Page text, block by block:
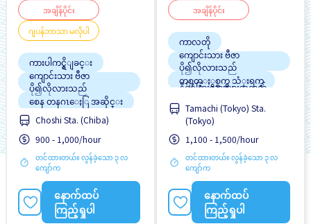
အချိန်ပိုင်း
ဂျပန်ဘာသာ မလိုပါ
ကားပါကင္ရွိျခင္း
ကျောင်းသား ဗီဇာ
ပို၍လိုလားသည်
စေန တနဂၤေႏြ အဆိုင္း
စေန တနဂၤေႏြႏွင့္ အျ
ခားရံုးပိတ္ရက္မ်ား ပိတ္ျခား
စက္ဘီးထားရန္ေနရာရွိျခင္း
ပရိုမိုးရွင္း
အချိန်ပြည့် အလုပ်လုပ်ခွင့်ရ
ရန် အခွင့်အရေးရှိသည်
အဆောင်ပေးမည်
အမျိုးသား ပို၍လိုလားသည်
Choshi Sta. (Chiba)
900 - 1,000/hour
တင်ထားတယ်။ လွန်ခဲ့သော ၃ လ
ကျော်က
နောက်ထပ်
ကြည့်ရှုပါ
အချိန်ပိုင်း
ကာလတို
ကျောင်းသား ဗီဇာ
ပို၍လိုလားသည်
တစ္ပတ္ႏွစ္ရက္မွ သံုးရက္
နိုင်ငံခြားသားများအတွက်
လက်စွဲစာအုပ်ရှိသည်
ပရိုမိုးရွင္း
လမ္းစရိတ္ေပးသည္
ဝင်ငွေအများအပြားရရန်
အလားအလာရှိသည်
အချိန်ပြည့် အလုပ်လုပ်ခွင့်ရ
ရန် အခွင့်အရေးရှိသည်
အဆောင်ပေးမည်
Tamachi (Tokyo) Sta.
(Tokyo)
1,100 - 1,500/hour
တင်ထားတယ်။ လွန်ခဲ့သော ၃ လ
ကျော်က
နောက်ထပ်
ကြည့်ရှုပါ